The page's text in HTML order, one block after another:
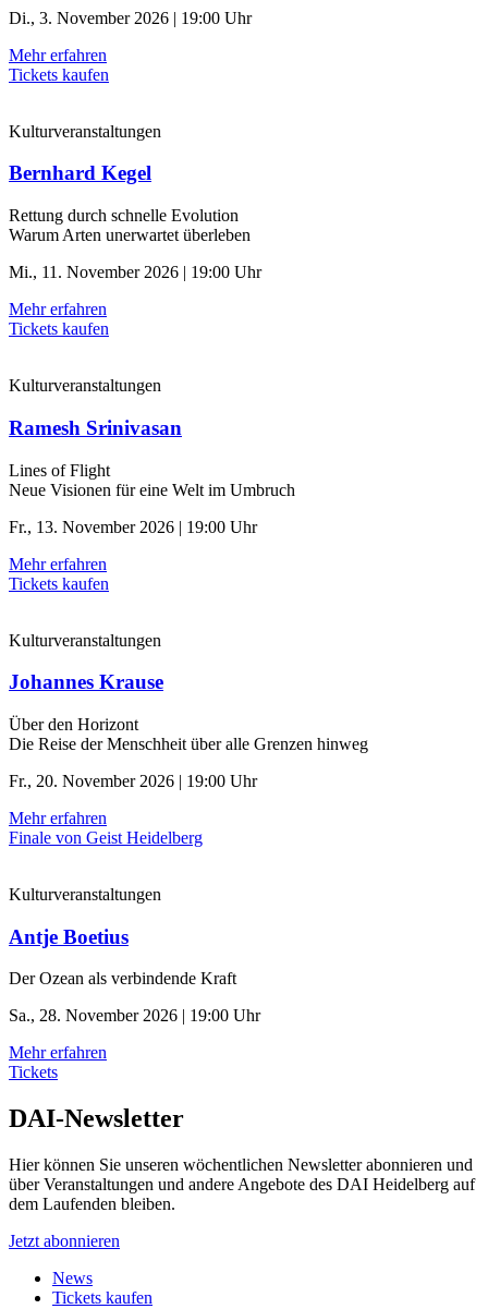
Di., 3. November 2026 | 19:00 Uhr
Mehr erfahren
Tickets kaufen
Kulturveranstaltungen
Bernhard Kegel
Rettung durch schnelle ­Evolution
Warum Arten unerwartet überleben
Mi., 11. November 2026 | 19:00 Uhr
Mehr erfahren
Tickets kaufen
Kulturveranstaltungen
Ramesh Srinivasan
Lines of Flight
Neue Visionen für eine Welt im Umbruch
Fr., 13. November 2026 | 19:00 Uhr
Mehr erfahren
Tickets kaufen
Kulturveranstaltungen
Johannes Krause
Über den Horizont
Die Reise der Menschheit über alle Grenzen hinweg
Fr., 20. November 2026 | 19:00 Uhr
Mehr erfahren
Finale von Geist Heidelberg
Kulturveranstaltungen
Antje Boetius
Der Ozean als verbindende Kraft
Sa., 28. November 2026 | 19:00 Uhr
Mehr erfahren
Tickets
DAI-Newsletter
Hier können Sie unseren wöchentlichen Newsletter abonnieren und
über Veranstaltungen und andere Angebote des DAI Heidelberg auf
dem Laufenden bleiben.
Jetzt abonnieren
News
Tickets kaufen